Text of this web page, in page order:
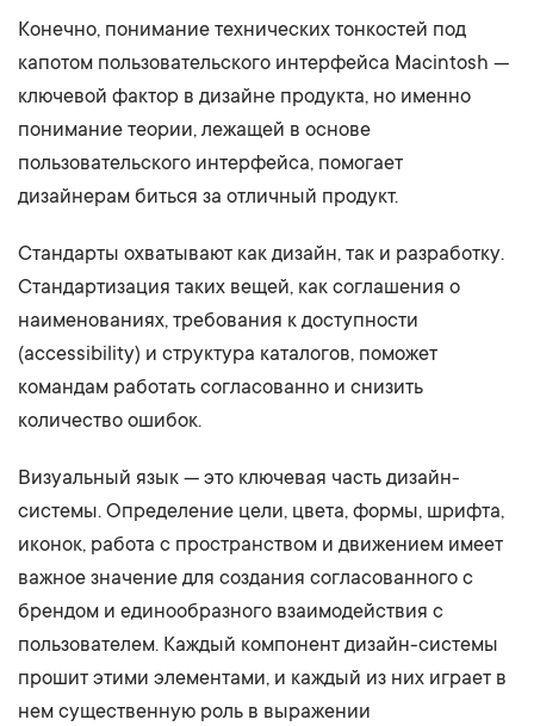
Конечно, понимание технических тонкостей под
капотом пользовательского интерфейса Macintosh —
ключевой фактор в дизайне продукта, но именно
понимание теории, лежащей в основе
пользовательского интерфейса, помогает
дизайнерам биться за отличный продукт.
Стандарты охватывают как дизайн, так и разработку.
Стандартизация таких вещей, как соглашения о
наименованиях, требования к доступности
(accessibility) и структура каталогов, поможет
командам работать согласованно и снизить
количество ошибок.
Визуальный язык — это ключевая часть дизайн-
системы. Определение цели, цвета, формы, шрифта,
иконок, работа с пространством и движением имеет
важное значение для создания согласованного с
брендом и единообразного взаимодействия с
пользователем. Каждый компонент дизайн-системы
прошит этими элементами, и каждый из них играет в
нем существенную роль в выражении